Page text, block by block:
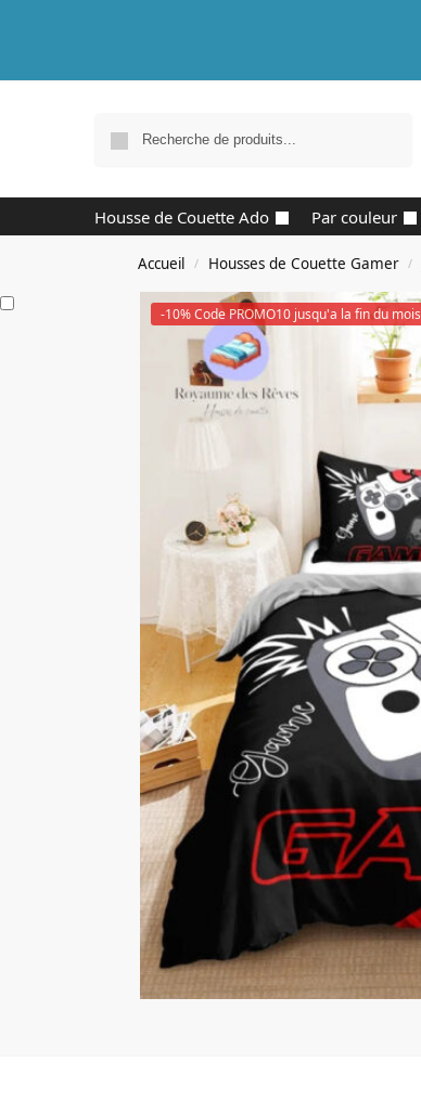
Housse de Couette Ado Par couleur
Accueil / Housses de Couette Gamer /
-10% Code PROMO10 jusqu'a la fin du mois